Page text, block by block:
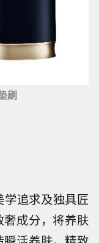
刷
追求及独具匠
成分，将养肤